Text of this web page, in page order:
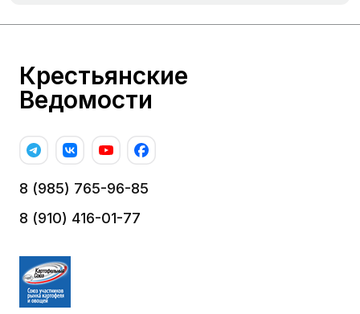
Крестьянские
Ведомости
8 (985) 765-96-85
8 (910) 416-01-77